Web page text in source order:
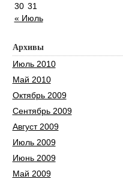
« Июль
30 31
Архивы
Июль 2010
Май 2010
Октябрь 2009
Сентябрь 2009
Август 2009
Июль 2009
Июнь 2009
Май 2009